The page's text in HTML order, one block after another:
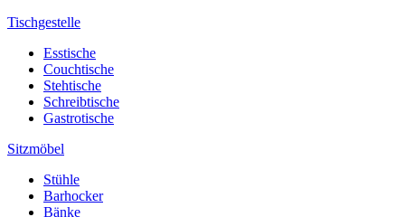
Tischgestelle
Esstische
Couchtische
Stehtische
Schreibtische
Gastrotische
Sitzmöbel
Stühle
Barhocker
Bänke